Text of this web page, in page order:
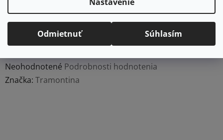
Odmietnuť Súhlasím
Záhradná motyka hlboké
kopanie 130cm
Tramontina Garden
Priemerné
hodnotenie
Neohodnotené Podrobnosti hodnotenia
Značka: Tramontina